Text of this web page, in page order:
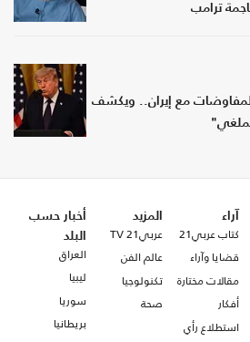
ترامب
مع إيران.. ويكشف
آراء
كتاب عربي21
قضايا وآراء
مقالات مختارة
أفكار
استطلاع رأي
المزيد
عربي21 TV
عالم الفن
تكنولوجيا
صحة
أخبار حسب
البلد
العراق
ليبيا
سوريا
بريطانيا